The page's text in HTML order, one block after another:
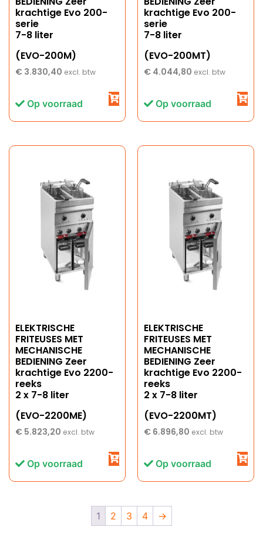
krachtige Evo 200-
serie
7-8 liter
(EVO-200M)
€ 3.830,40 excl. btw
Op voorraad
krachtige Evo 200-
serie
7-8 liter
(EVO-200MT)
€ 4.044,80 excl. btw
Op voorraad
ELEKTRISCHE
FRITEUSES MET
MECHANISCHE
BEDIENING Zeer
krachtige Evo 2200-
reeks
2 x 7-8 liter
(EVO-2200ME)
€ 5.823,20 excl. btw
Op voorraad
ELEKTRISCHE
FRITEUSES MET
MECHANISCHE
BEDIENING Zeer
krachtige Evo 2200-
reeks
2 x 7-8 liter
(EVO-2200MT)
€ 6.896,80 excl. btw
Op voorraad
1 2 3 4 →